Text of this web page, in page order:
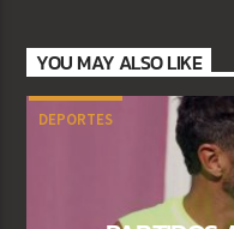
YOU MAY ALSO LIKE
DEPORTES